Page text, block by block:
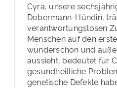
Cyra, unsere
Dobermann-Hündin,
verantwortungslosen
Menschen auf den
wunderschön und
aussieht, bedeutet für
gesundheitliche
genetische Defekte